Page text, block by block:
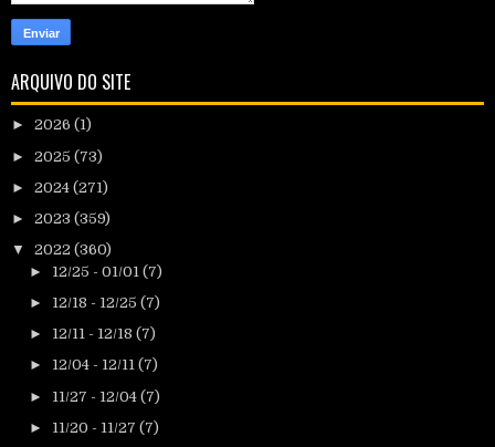
ARQUIVO DO SITE
► 2026 (1)
► 2025 (73)
► 2024 (271)
► 2023 (359)
▼ 2022 (360)
► 12/25 - 01/01 (7)
► 12/18 - 12/25 (7)
► 12/11 - 12/18 (7)
► 12/04 - 12/11 (7)
► 11/27 - 12/04 (7)
► 11/20 - 11/27 (7)